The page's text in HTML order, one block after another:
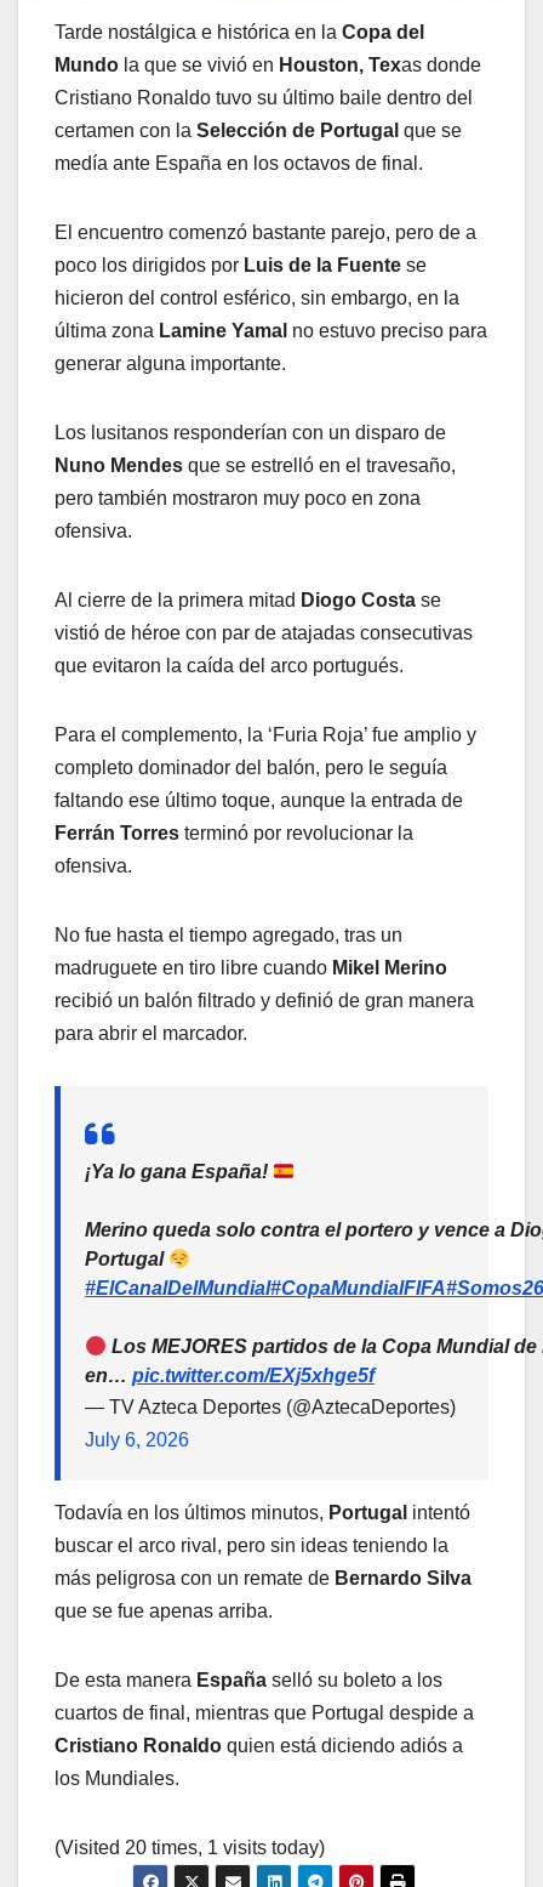
Tarde nostálgica e histórica en la Copa del
Mundo la que se vivió en Houston, Texas donde
Cristiano Ronaldo tuvo su último baile dentro del
certamen con la Selección de Portugal que se
medía ante España en los octavos de final.
El encuentro comenzó bastante parejo, pero de a
poco los dirigidos por Luis de la Fuente se
hicieron del control esférico, sin embargo, en la
última zona Lamine Yamal no estuvo preciso para
generar alguna importante.
Los lusitanos responderían con un disparo de
Nuno Mendes que se estrelló en el travesaño,
pero también mostraron muy poco en zona
ofensiva.
Al cierre de la primera mitad Diogo Costa se
vistió de héroe con par de atajadas consecutivas
que evitaron la caída del arco portugués.
Para el complemento, la ‘Furia Roja’ fue amplio y
completo dominador del balón, pero le seguía
faltando ese último toque, aunque la entrada de
Ferrán Torres terminó por revolucionar la
ofensiva.
No fue hasta el tiempo agregado, tras un
madruguete en tiro libre cuando Mikel Merino
recibió un balón filtrado y definió de gran manera
para abrir el marcador.
¡Ya lo gana España!
Merino queda solo contra el portero y vence a
Portugal
#ElCanalDelMundial#CopaMundialFIFA#Somos26
Los MEJORES partidos de la Copa Mundial de
en… pic.twitter.com/EXj5xhge5f
— TV Azteca Deportes (@AztecaDeportes)
July 6, 2026
Todavía en los últimos minutos, Portugal intentó
buscar el arco rival, pero sin ideas teniendo la
más peligrosa con un remate de Bernardo Silva
que se fue apenas arriba.
De esta manera España selló su boleto a los
cuartos de final, mientras que Portugal despide a
Cristiano Ronaldo quien está diciendo adiós a
los Mundiales.
(Visited 20 times, 1 visits today)